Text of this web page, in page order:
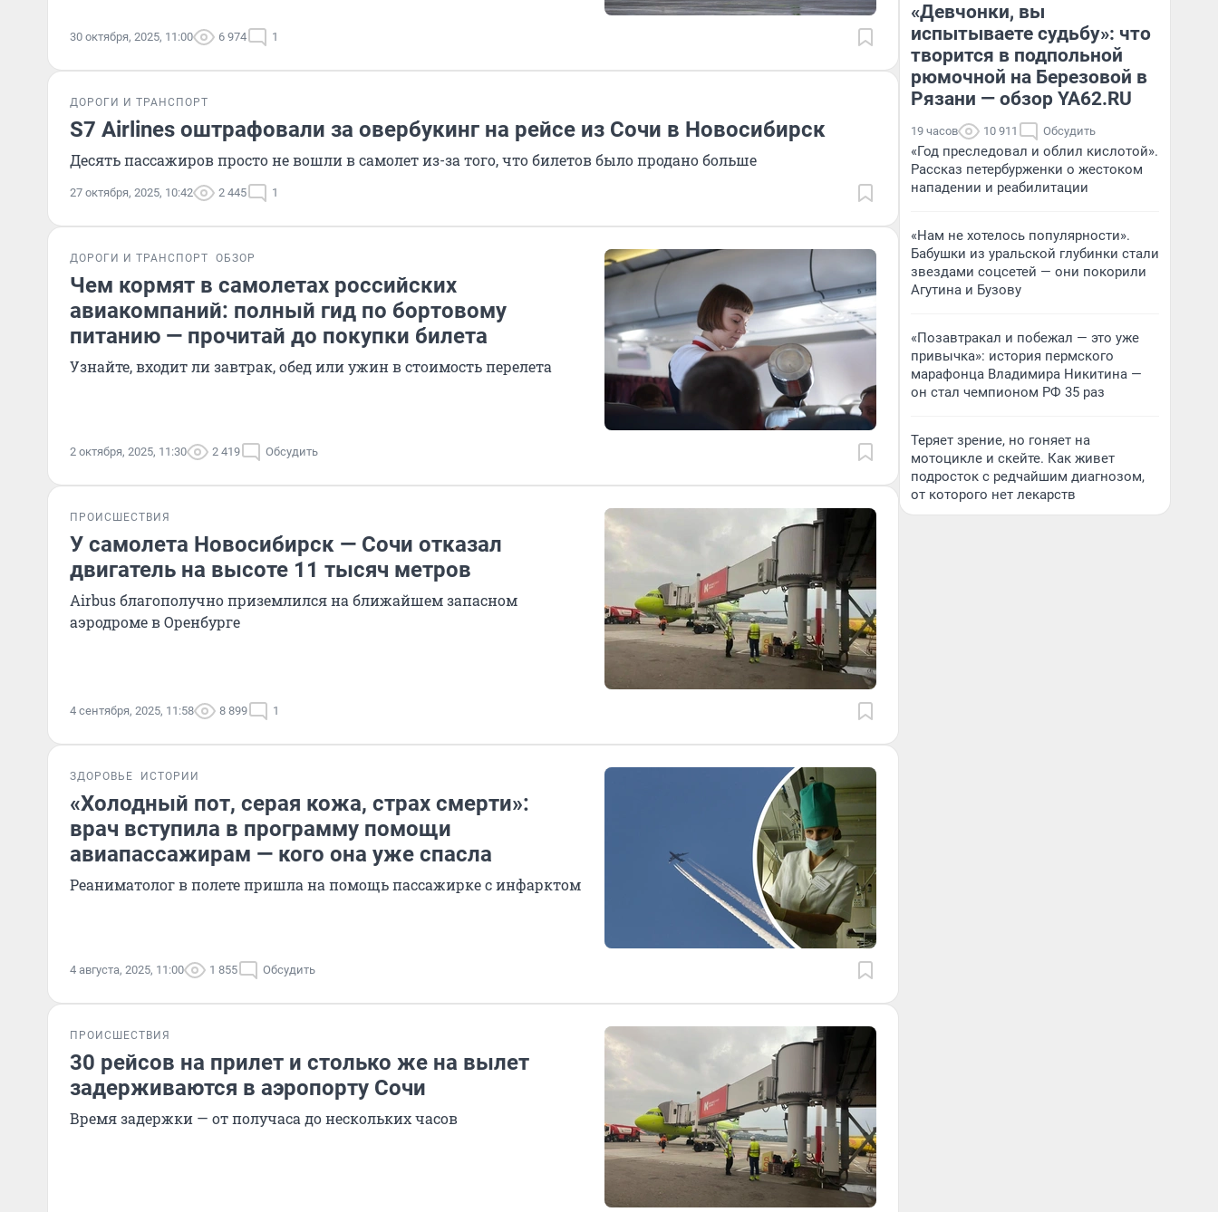
30 октября, 2025, 11:00 6 974 1
ДОРОГИ И ТРАНСПОРТ
S7 Airlines оштрафовали за овербукинг на рейсе из Сочи в Новосибирск
Десять пассажиров просто не вошли в самолет из-за того, что билетов было продано больше
27 октября, 2025, 10:42 2 445 1
ДОРОГИ И ТРАНСПОРТ ОБЗОР
Чем кормят в самолетах российских
авиакомпаний: полный гид по бортовому
питанию — прочитай до покупки билета
Узнайте, входит ли завтрак, обед или ужин в стоимость перелета
2 октября, 2025, 11:30 2 419 Обсудить
ПРОИСШЕСТВИЯ
У самолета Новосибирск — Сочи отказал
двигатель на высоте 11 тысяч метров
Airbus благополучно приземлился на ближайшем запасном
аэродроме в Оренбурге
4 сентября, 2025, 11:58 8 899 1
ЗДОРОВЬЕ ИСТОРИИ
«Холодный пот, серая кожа, страх смерти»:
врач вступила в программу помощи
авиапассажирам — кого она уже спасла
Реаниматолог в полете пришла на помощь пассажирке с инфарктом
4 августа, 2025, 11:00 1 855 Обсудить
ПРОИСШЕСТВИЯ
30 рейсов на прилет и столько же на вылет
задерживаются в аэропорту Сочи
Время задержки — от получаса до нескольких часов
«Девчонки, вы
испытываете судьбу»: что
творится в подпольной
рюмочной на Березовой в
Рязани — обзор YA62.RU
19 часов 10 911 Обсудить
«Год преследовал и облил кислотой».
Рассказ петербурженки о жестоком
нападении и реабилитации
«Нам не хотелось популярности».
Бабушки из уральской глубинки стали
звездами соцсетей — они покорили
Агутина и Бузову
«Позавтракал и побежал — это уже
привычка»: история пермского
марафонца Владимира Никитина —
он стал чемпионом РФ 35 раз
Теряет зрение, но гоняет на
мотоцикле и скейте. Как живет
подросток с редчайшим диагнозом,
от которого нет лекарств